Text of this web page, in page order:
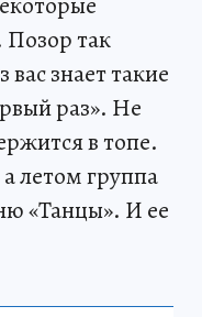
так
знает такие
раз». Не
в топе.
летом группа
«Танцы». И ее